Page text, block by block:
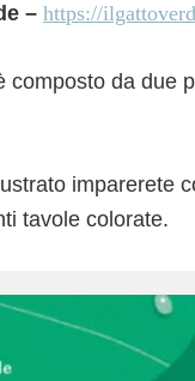
– https://
composto da due
imparerete
tavole colorate.